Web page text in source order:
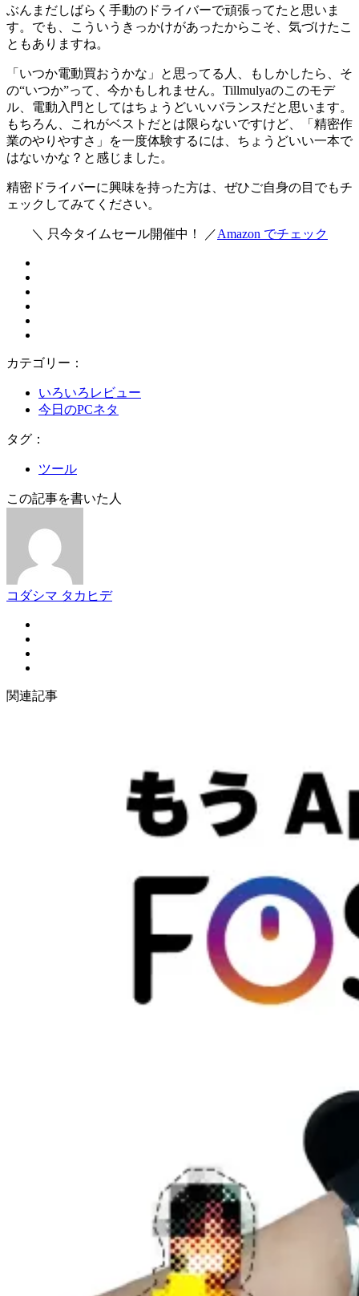
ぶんまだしばらく手動のドライバーで頑張ってたと思いま
す。でも、こういうきっかけがあったからこそ、気づけたこ
ともありますね。
「いつか電動買おうかな」と思ってる人、もしかしたら、そ
の“いつか”って、今かもしれません。Tillmulyaのこのモデ
ル、電動入門としてはちょうどいいバランスだと思います。
もちろん、これがベストだとは限らないですけど、「精密作
業のやりやすさ」を一度体験するには、ちょうどいい一本で
はないかな？と感じました。
精密ドライバーに興味を持った方は、ぜひご自身の目でもチ
ェックしてみてください。
＼ 只今タイムセール開催中！ ／Amazon でチェック
カテゴリー：
いろいろレビュー
今日のPCネタ
タグ：
ツール
この記事を書いた人
コダシマ タカヒデ
関連記事